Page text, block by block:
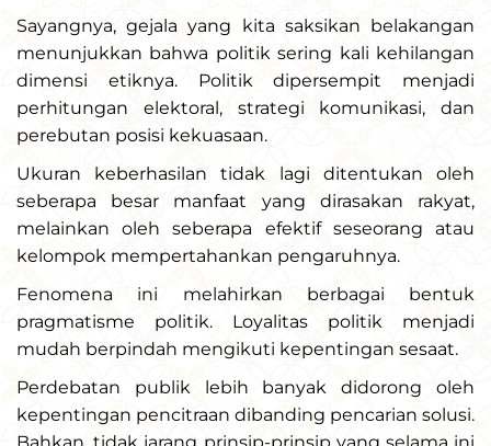
Sayangnya, gejala yang kita saksikan belakangan
menunjukkan bahwa politik sering kali kehilangan
dimensi etiknya. Politik dipersempit menjadi
perhitungan elektoral, strategi komunikasi, dan
perebutan posisi kekuasaan.
Ukuran keberhasilan tidak lagi ditentukan oleh
seberapa besar manfaat yang dirasakan rakyat,
melainkan oleh seberapa efektif seseorang atau
kelompok mempertahankan pengaruhnya.
Fenomena ini melahirkan berbagai bentuk
pragmatisme politik. Loyalitas politik menjadi
mudah berpindah mengikuti kepentingan sesaat.
Perdebatan publik lebih banyak didorong oleh
kepentingan pencitraan dibanding pencarian solusi.